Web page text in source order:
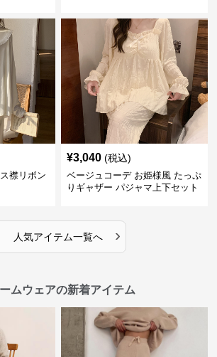
襟リボン
¥3,040 (税込)
ベージュコーデ お姫様風 たっぷ
りギャザー パジャマ上下セット
人気アイテム一覧へ ›
ムウェアの新着アイテム